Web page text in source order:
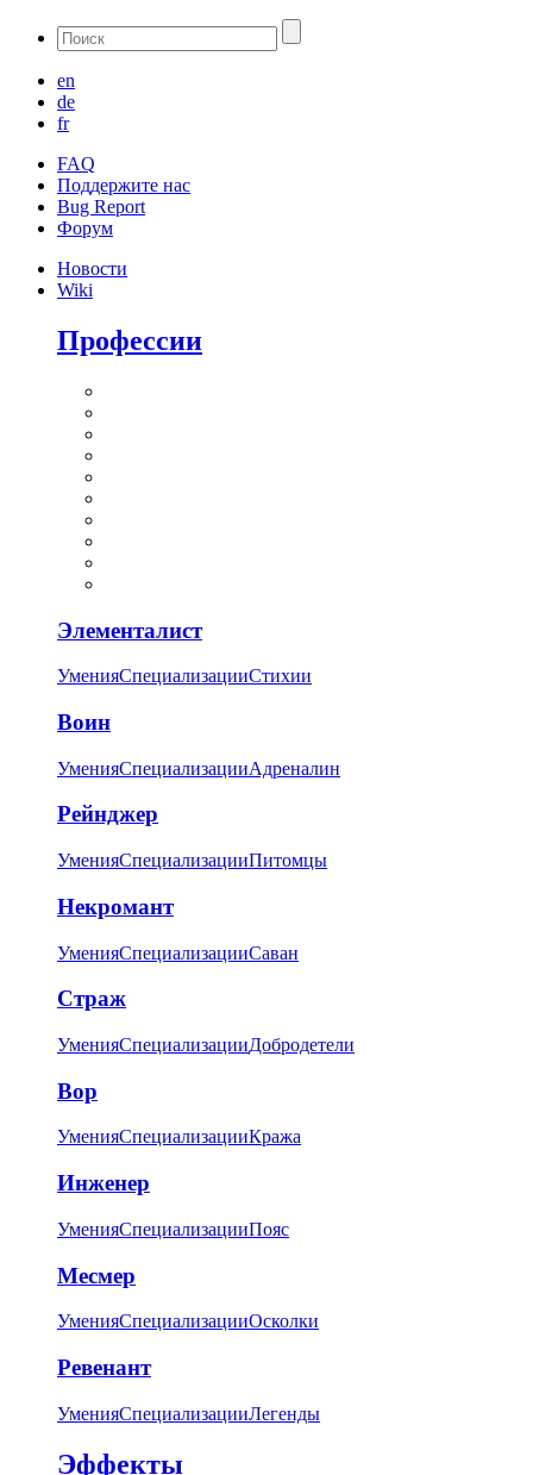
en
de
fr
FAQ
Поддержите нас
Bug Report
Форум
Новости
Wiki
Профессии
Элементалист
УменияСпециализацииСтихии
Воин
УменияСпециализацииАдреналин
Рейнджер
УменияСпециализацииПитомцы
Некромант
УменияСпециализацииСаван
Страж
УменияСпециализацииДобродетели
Вор
УменияСпециализацииКража
Инженер
УменияСпециализацииПояс
Месмер
УменияСпециализацииОсколки
Ревенант
УменияСпециализацииЛегенды
Эффекты